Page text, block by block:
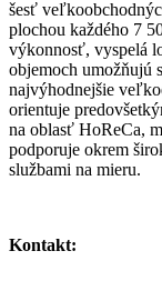
šesť
plochou každého 7
výkonnosť, vyspelá
objemoch umožňujú
najvýhodnejšie
orientuje
na oblasť HoReCa,
podporuje okrem
službami na mieru.
Kontakt: